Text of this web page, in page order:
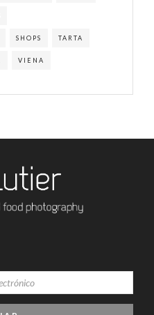
SHOPS TARTA
VIENA